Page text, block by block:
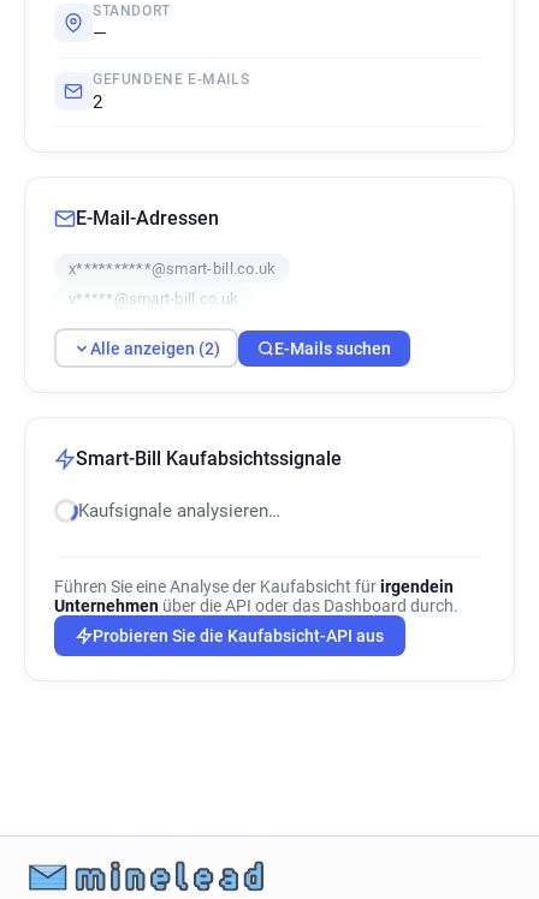
STANDORT
—
GEFUNDENE E-MAILS
2
E-Mail-Adressen
x**********@smart-bill.co.uk
v*****@smart-bill.co.uk
Alle anzeigen (2) E-Mails suchen
Smart-Bill Kaufabsichtssignale
Kaufsignale analysieren…
Führen Sie eine Analyse der Kaufabsicht fürirgendein
Unternehmen über die API oder das Dashboard durch.
Probieren Sie die Kaufabsicht-API aus